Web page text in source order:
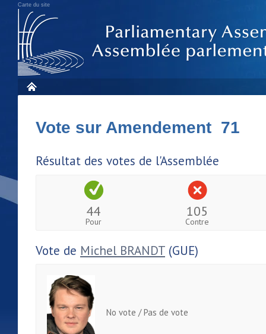
Carte du site
Vote sur Amendement 71
Résultat des votes de l'Assemblée
44
Pour
105
Contre
Vote de Michel BRANDT (GUE)
No vote / Pas de vote